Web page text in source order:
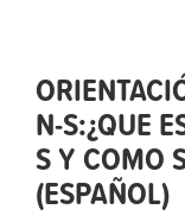
N-S:¿QUE
S Y COMO
(ESPAÑOL)